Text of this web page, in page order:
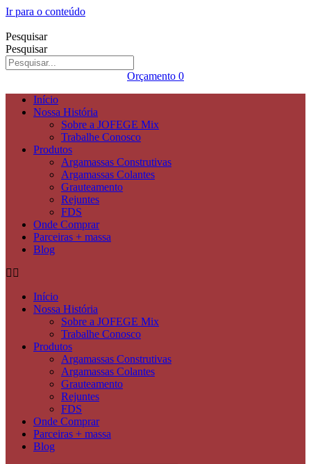
Ir para o conteúdo
Pesquisar
Pesquisar
Orçamento 0
Início
Nossa História
Sobre a JOFEGE Mix
Trabalhe Conosco
Produtos
Argamassas Construtivas
Argamassas Colantes
Grauteamento
Rejuntes
FDS
Onde Comprar
Parceiras + massa
Blog
Início
Nossa História
Sobre a JOFEGE Mix
Trabalhe Conosco
Produtos
Argamassas Construtivas
Argamassas Colantes
Grauteamento
Rejuntes
FDS
Onde Comprar
Parceiras + massa
Blog